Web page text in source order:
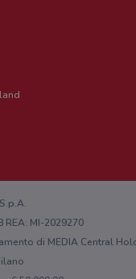
REA: MI-2029270
di MEDIA Central